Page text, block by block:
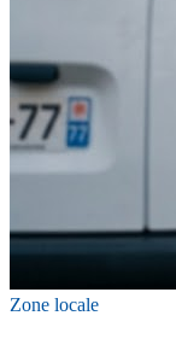
Zone locale